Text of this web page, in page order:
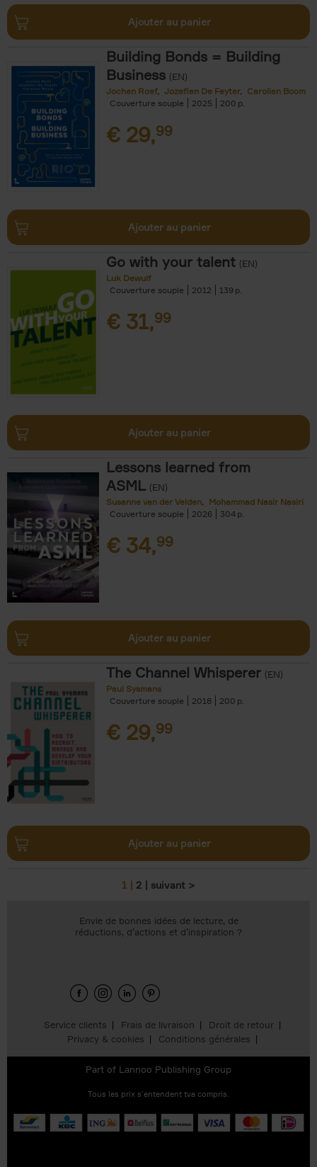
Ajouter au panier
Building Bonds = Building
Business (EN)
Jochen Roef Jozefien De Feyter
Carolien Boom
Couverture souple
2025 200
€ 29,99
Ajouter au panier
Go with your talent (EN)
Luk Dewulf
Couverture souple
2012 139
€ 31,99
Ajouter au panier
Lessons learned from
ASML (EN)
Susanne van der Velden
Mohammad Nasir Nasiri
Couverture souple
2026 304
€ 34,99
Ajouter au panier
The Channel Whisperer (EN)
Paul Sysmans
Couverture souple
2018 200
€ 29,99
Ajouter au panier
1 2 suivant >
Service clients Frais de livraison
Droit de retour
Privacy & cookies
Conditions générales
Envie de bonnes idées de lecture, de
réductions, d’actions et d’inspiration ?
Part of Lannoo Publishing Group
Tous les prix s’entendent tva compris.